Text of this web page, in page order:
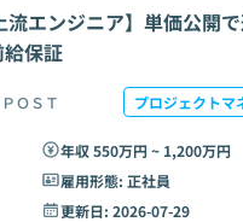
流エンジニア】単価公開
給保証
ＯＳＴ プロジェクトマ
年収 550万円 ~ 1,200万円
雇用形態: 正社員
更新日: 2026-07-29